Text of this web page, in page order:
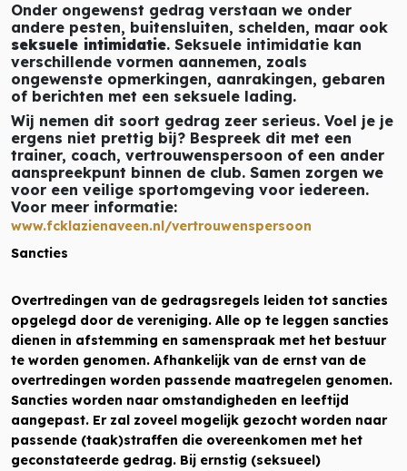
Onder ongewenst gedrag verstaan we onder
andere pesten, buitensluiten, schelden, maar ook
seksuele intimidatie. Seksuele intimidatie kan
verschillende vormen aannemen, zoals
ongewenste opmerkingen, aanrakingen, gebaren
of berichten met een seksuele lading.
Wij nemen dit soort gedrag zeer serieus. Voel je je
ergens niet prettig bij? Bespreek dit met een
trainer, coach, vertrouwenspersoon of een ander
aanspreekpunt binnen de club. Samen zorgen we
voor een veilige sportomgeving voor iedereen.
Voor meer informatie:
www.fcklazienaveen.nl/vertrouwenspersoon
Sancties
Overtredingen van de gedragsregels leiden tot sancties
opgelegd door de vereniging. Alle op te leggen sancties
dienen in afstemming en samenspraak met het bestuur
te worden genomen. Afhankelijk van de ernst van de
overtredingen worden passende maatregelen genomen.
Sancties worden naar omstandigheden en leeftijd
aangepast. Er zal zoveel mogelijk gezocht worden naar
passende (taak)straffen die overeenkomen met het
geconstateerde gedrag. Bij ernstig (seksueel)